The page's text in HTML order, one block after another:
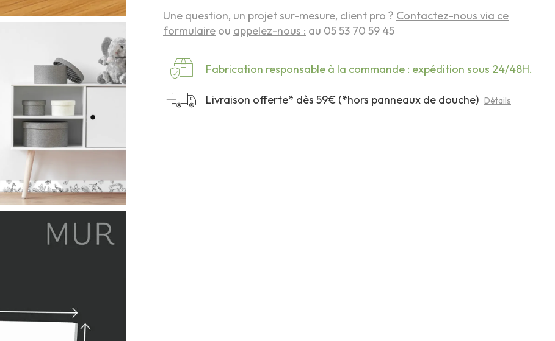
Une question, un projet sur-mesure, client pro ? Contactez-nous via ce
formulaire ou appelez-nous : au 05 53 70 59 45
Fabrication responsable à la commande : expédition sous 24/48H.
Livraison offerte* dès 59€ (*hors panneaux de douche) Détails